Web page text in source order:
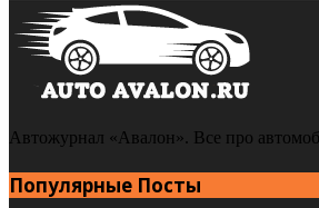
Автожурнал «Авалон». Все про
Популярные Посты